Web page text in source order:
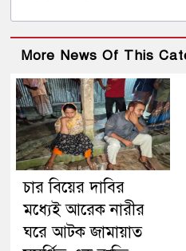
More News Of This
চার বিয়ের দাবির
মধ্যেই আরেক নারীর
ঘরে আটক জামায়াত